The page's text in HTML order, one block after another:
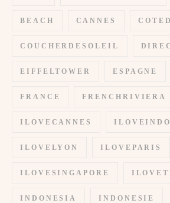
BEACH CANNES
COUCHERDESOLEIL
EIFFELTOWER ESPAGNE
FRANCE FRENCHRIVIERA
ILOVECANNES
ILOVELYON ILOVEPARIS
ILOVESINGAPORE
INDONESIA INDONESIE